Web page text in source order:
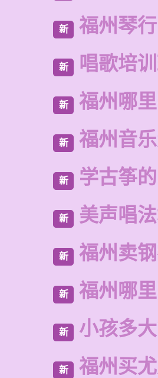
新 福州琴
新 唱歌培
新 福州哪
新 福州音
新 学古筝
新 美声唱
新 福州卖
新 福州哪
新 小孩多
新 福州买